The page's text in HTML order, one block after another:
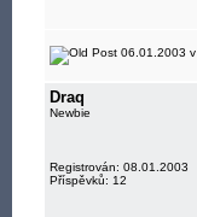
06.01.2003 v
Draq
Newbie
Registrován: 08.01.2003
Příspěvků: 12